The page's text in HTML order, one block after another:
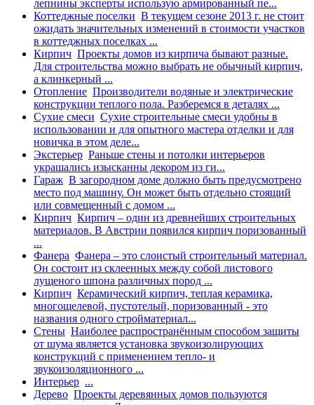
лепнины эксперты использую армированный пе...
Коттеджные поселки В текущем сезоне 2013 г. не стоит
ожидать значительных изменений в стоимости участков
в коттеджных поселках ...
Кирпич Проекты домов из кирпича бывают разные.
Для строительства можно выбрать не обычный кирпич,
а клинкерный ...
Отопление Производители водяные и электрические
конструкции теплого пола. Разберемся в деталях ...
Сухие смеси Сухие строительные смеси удобны в
использовании и для опытного мастера отделки и для
новичка в этом деле...
Экстерьер Раньше стены и потолки интерьеров
украшались изысканны декором из ги...
Гараж В загородном доме должно быть предусмотрено
место под машину. Он может быть отдельно стоящий
или совмещенный с домом ...
Кирпич Кирпич – один из древнейших строительных
материалов. В Австрии появился кирпич поризованный
...
Фанера Фанера – это слоистый строительный материал.
Он состоит из склеенных между собой листового
лущеного шпона различных пород ...
Кирпич Керамический кирпич, теплая керамика,
многощелевой, пустотелый, поризованный - это
названия одного стройматериал...
Стены Наиболее распространённым способом защиты
от шума является установка звукоизолирующих
конструкций с применением тепло- и
звукоизоляционного ...
Интерьер ...
Дерево Проекты деревянных домов пользуются